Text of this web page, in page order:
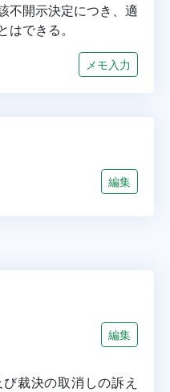
不開示決定につき、適
できる。
メモ入力
編集
編集
裁決の取消しの訴え